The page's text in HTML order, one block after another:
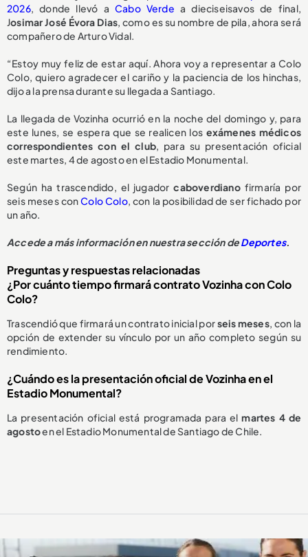
2026, donde llevó a Cabo Verde a dieciseisavos de final,
Josimar José Évora Dias, como es su nombre de pila, ahora será
compañero de Arturo Vidal.
“Estoy muy feliz de estar aquí. Ahora voy a representar a Colo
Colo, quiero agradecer el cariño y la paciencia de los hinchas,
dijo a la prensa durante su llegada a Santiago.
La llegada de Vozinha ocurrió en la noche del domingo y, para
este lunes, se espera que se realicen los exámenes médicos
correspondientes con el club, para su presentación oficial
este martes, 4 de agosto en el Estadio Monumental.
Según ha trascendido, el jugadorcaboverdianofirmaría por
seis meses conColo Colo, con la posibilidad de ser fichado por
un año.
Accede a más información en nuestra sección deDeportes.
Preguntas y respuestas relacionadas
¿Por cuánto tiempo firmará contrato Vozinha con Colo
Colo?
Trascendió que firmará un contrato inicial porseis meses, con la
opción de extender su vínculo por un año completo según su
rendimiento.
¿Cuándo es la presentación oficial de Vozinha en el
Estadio Monumental?
La presentación oficial está programada para elmartes 4 de
agostoen el Estadio Monumental de Santiago de Chile.